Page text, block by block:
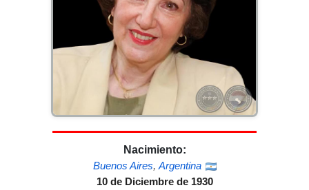
Nacimiento:
Buenos Aires, Argentina
10 de Diciembre de 1930